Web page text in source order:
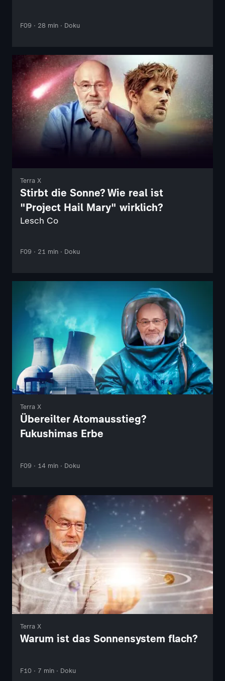
F09 · 28 min · Doku
Terra X
Stirbt die Sonne? Wie real ist
"Project Hail Mary" wirklich?
Lesch Co
F09 · 21 min · Doku
Terra X
Übereilter Atomausstieg?
Fukushimas Erbe
F09 · 14 min · Doku
Terra X
Warum ist das Sonnensystem flach?
F10 · 7 min · Doku